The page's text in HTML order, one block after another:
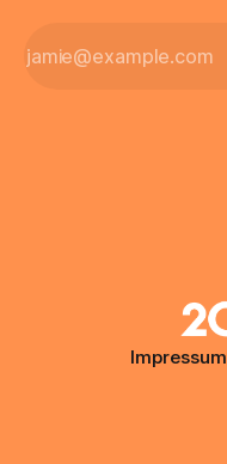
Impressum